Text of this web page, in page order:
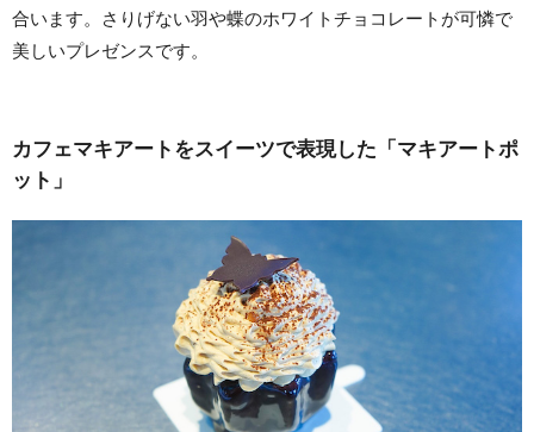
合います。さりげない羽や蝶のホワイトチョコレートが可憐で
美しいプレゼンスです。
カフェマキアートをスイーツで表現した「マキアートポ
ット」